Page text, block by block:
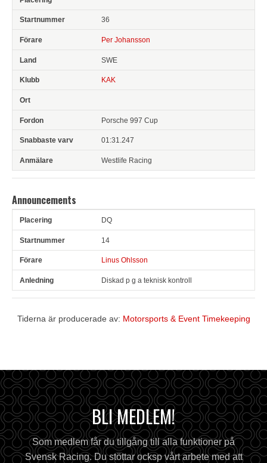
36
Per Johansson
SWE
KAK
Porsche 997 Cup
01:31.247
Westlife Racing
Announcements
Pl Snr Anledning
DQ
14
Linus Ohlsson
Diskad p g a teknisk kontroll
Tiderna är producerade av: Motorsports & Event Timekeeping
BLI MEDLEM!
Som medlem får du tillgång till alla funktioner på
Svensk Racing. Du stöttar ocksp vårt arbete med att